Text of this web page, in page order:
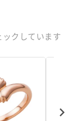
ックしています